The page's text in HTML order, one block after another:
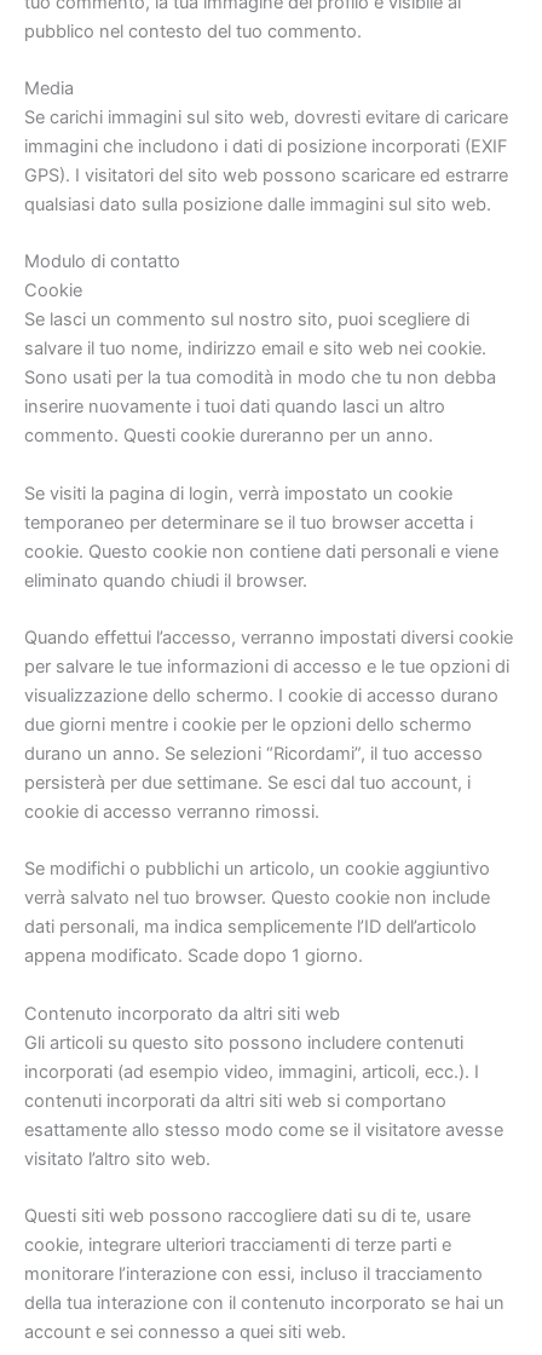
pubblico nel contesto del tuo commento.
Media
Se carichi immagini sul sito web, dovresti evitare di caricare
immagini che includono i dati di posizione incorporati (EXIF
GPS). I visitatori del sito web possono scaricare ed estrarre
qualsiasi dato sulla posizione dalle immagini sul sito web.
Modulo di contatto
Cookie
Se lasci un commento sul nostro sito, puoi scegliere di
salvare il tuo nome, indirizzo email e sito web nei cookie.
Sono usati per la tua comodità in modo che tu non debba
inserire nuovamente i tuoi dati quando lasci un altro
commento. Questi cookie dureranno per un anno.
Se visiti la pagina di login, verrà impostato un cookie
temporaneo per determinare se il tuo browser accetta i
cookie. Questo cookie non contiene dati personali e viene
eliminato quando chiudi il browser.
Quando effettui l’accesso, verranno impostati diversi cookie
per salvare le tue informazioni di accesso e le tue opzioni di
visualizzazione dello schermo. I cookie di accesso durano
due giorni mentre i cookie per le opzioni dello schermo
durano un anno. Se selezioni “Ricordami”, il tuo accesso
persisterà per due settimane. Se esci dal tuo account, i
cookie di accesso verranno rimossi.
Se modifichi o pubblichi un articolo, un cookie aggiuntivo
verrà salvato nel tuo browser. Questo cookie non include
dati personali, ma indica semplicemente l’ID dell’articolo
appena modificato. Scade dopo 1 giorno.
Contenuto incorporato da altri siti web
Gli articoli su questo sito possono includere contenuti
incorporati (ad esempio video, immagini, articoli, ecc.). I
contenuti incorporati da altri siti web si comportano
esattamente allo stesso modo come se il visitatore avesse
visitato l’altro sito web.
Questi siti web possono raccogliere dati su di te, usare
cookie, integrare ulteriori tracciamenti di terze parti e
monitorare l’interazione con essi, incluso il tracciamento
della tua interazione con il contenuto incorporato se hai un
account e sei connesso a quei siti web.